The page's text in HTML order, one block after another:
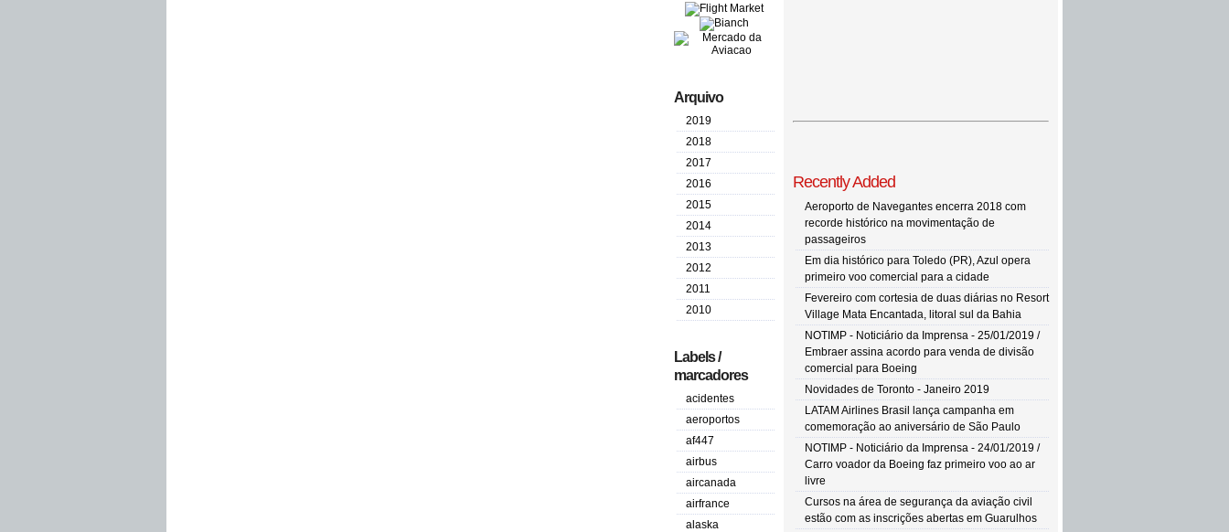
Arquivo
2019
2018
2017
2016
2015
2014
2013
2012
2011
2010
Labels /
marcadores
acidentes
aeroportos
af447
airbus
aircanada
airfrance
alaska
Recently Added
Aeroporto de Navegantes encerra 2018 com
recorde histórico na movimentação de
passageiros
Em dia histórico para Toledo (PR), Azul opera
primeiro voo comercial para a cidade
Fevereiro com cortesia de duas diárias no Resort
Village Mata Encantada, litoral sul da Bahia
NOTIMP - Noticiário da Imprensa - 25/01/2019 /
Embraer assina acordo para venda de divisão
comercial para Boeing
Novidades de Toronto - Janeiro 2019
LATAM Airlines Brasil lança campanha em
comemoração ao aniversário de São Paulo
NOTIMP - Noticiário da Imprensa - 24/01/2019 /
Carro voador da Boeing faz primeiro voo ao ar
livre
Cursos na área de segurança da aviação civil
estão com as inscrições abertas em Guarulhos